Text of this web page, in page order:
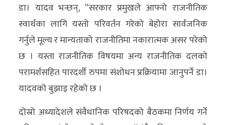
डा। यादव भन्छन्, “सरकार प्रमुखले आफ्नो राजनीतिक
स्वार्थका लागि यस्तो परिवर्तन गरेको बेहोरा सार्वजनिक
गर्नुले मूल्य र मान्यताको राजनीतिमा नकारात्मक असर परेको
छ । यस्ता राजनीतिक विषयमा अन्य राजनीतिक दलको
परामर्शसहित पारदर्शी रुपमा संशोधन प्रक्रियामा जानुपर्ने डा।
यादवको बुझाइ रहेको छ ।
दोस्रो अध्यादेशले संवैधानिक परिषदको बैठकमा निर्णय गर्ने